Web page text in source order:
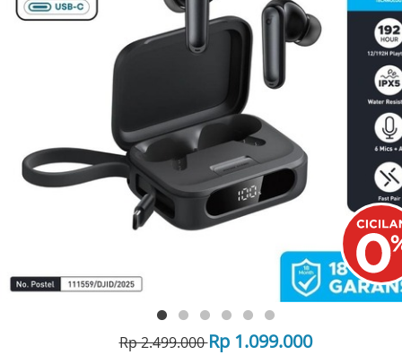
Rp 2.499.000Rp 1.099.000